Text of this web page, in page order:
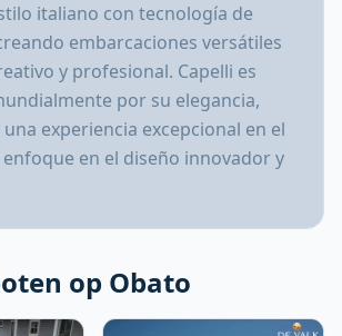
italiano con tecnología de
embarcaciones versátiles
y profesional. Capelli es
por su elegancia,
experiencia excepcional en el
en el diseño innovador y
op Obato